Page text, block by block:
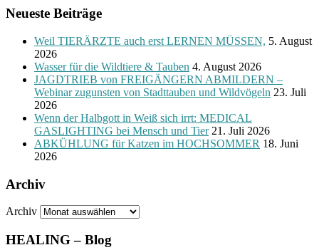
Neueste Beiträge
Weil TIERÄRZTE auch erst LERNEN MÜSSEN, 5. August
2026
Wasser für die Wildtiere & Tauben 4. August 2026
JAGDTRIEB von FREIGÄNGERN ABMILDERN –
Webinar zugunsten von Stadttauben und Wildvögeln 23. Juli
2026
Wenn der Halbgott in Weiß sich irrt: MEDICAL
GASLIGHTING bei Mensch und Tier 21. Juli 2026
ABKÜHLUNG für Katzen im HOCHSOMMER 18. Juni
2026
Archiv
Archiv
HEALING – Blog